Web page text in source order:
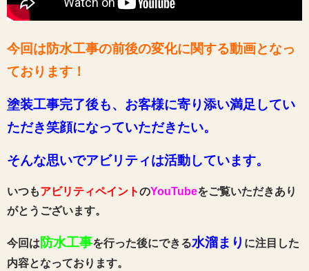
今回は防水工事の前後の変化に関する動画となっ
ております ！
塗装工事完了後も、お客様に寄り添い満足してい
ただき笑顔になっていただきたい。
そんな思いでアビリティは活動しています。
いつもアビリティペイントのYouTubeをご覧いただきあり
がとうございます。
今回は 防水工事を行った後にできる水溜まり に注目した
内容となっております。